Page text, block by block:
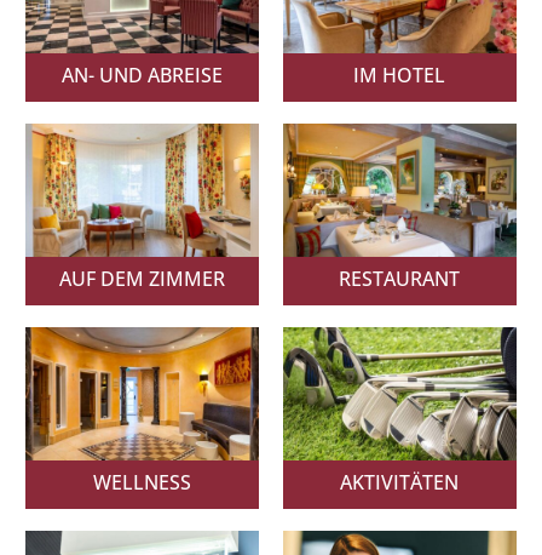
AN- UND ABREISE IM HOTEL
AUF DEM ZIMMER RESTAURANT
WELLNESS AKTIVITÄTEN